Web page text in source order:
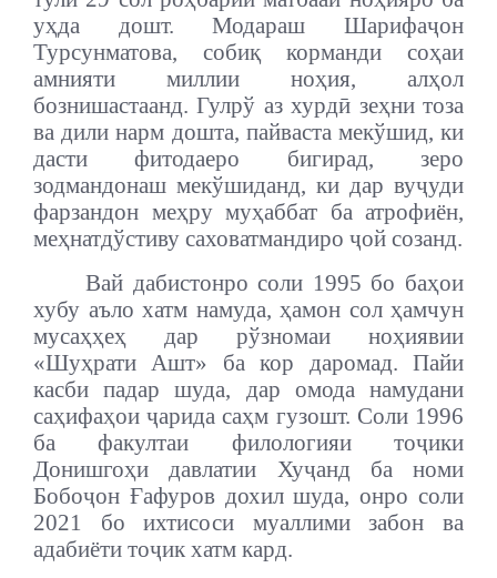
уҳда дошт. Модараш Шарифаҷон
Турсунматова, собиқ корманди соҳаи
амнияти миллии ноҳия, алҳол
бознишастаанд. Гулрў аз хурдӣ зеҳни тоза
ва дили нарм дошта, пайваста мекўшид, ки
дасти фитодаеро бигирад, зеро
зодмандонаш мекўшиданд, ки дар вуҷуди
фарзандон меҳру муҳаббат ба атрофиён,
меҳнатдўстиву саховатмандиро ҷой созанд.
Вай дабистонро соли 1995 бо баҳои
хубу аъло хатм намуда, ҳамон сол ҳамчун
мусаҳҳеҳ дар рўзномаи ноҳиявии
«Шуҳрати Ашт» ба кор даромад. Пайи
касби падар шуда, дар омода намудани
саҳифаҳои ҷарида саҳм гузошт. Соли 1996
ба факултаи филологияи тоҷики
Донишгоҳи давлатии Хуҷанд ба номи
Бобоҷон Ғафуров дохил шуда, онро соли
2021 бо ихтисоси муаллими забон ва
адабиёти тоҷик хатм кард.